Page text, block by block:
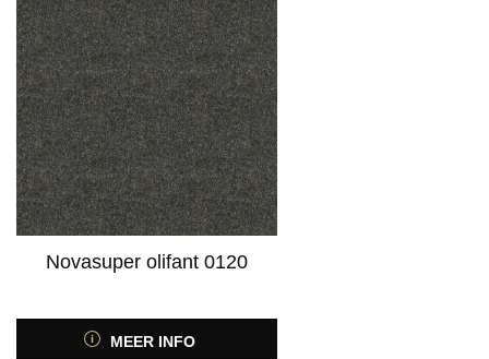
Novasuper olifant 0120
MEER INFO